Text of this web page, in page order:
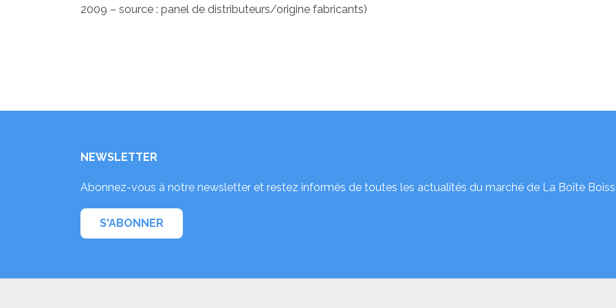
2009 – source : panel de distributeurs/origine fabricants)
NEWSLETTER
Abonnez-vous à notre newsletter et restez informés de toutes les actualités du marché de La Boîte
S'ABONNER